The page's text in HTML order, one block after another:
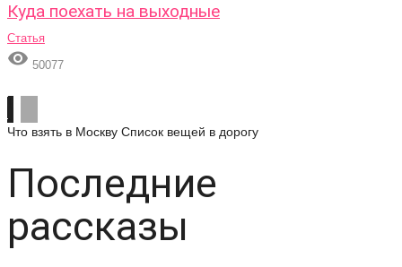
Куда поехать на выходные
Статья
 50077
Что взять в Москву Список вещей в дорогу
Последние
рассказы